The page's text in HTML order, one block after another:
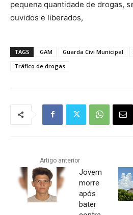
pequena quantidade de drogas,
ouvidos e liberados,
TAGS GAM Guarda Civi Municipal
Tráfico de drogas
Artigo anterior
Jovem
morre
após
bater